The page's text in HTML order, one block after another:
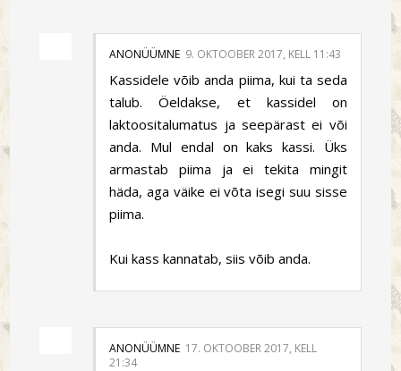
ANONÜÜMNE 9. OKTOOBER 2017, KELL 11:43
Kassidele võib anda piima, kui ta seda
talub. Öeldakse, et kassidel on
laktoositalumatus ja seepärast ei või
anda. Mul endal on kaks kassi. Üks
armastab piima ja ei tekita mingit
häda, aga väike ei võta isegi suu sisse
piima.
Kui kass kannatab, siis võib anda.
ANONÜÜMNE 17. OKTOOBER 2017, KELL
21:34